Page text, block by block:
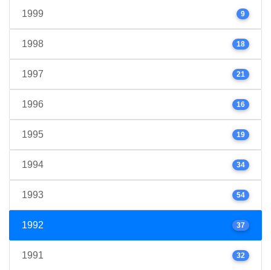
1999 9
1998 18
1997 21
1996 16
1995 19
1994 34
1993 54
1992 37
1991 32